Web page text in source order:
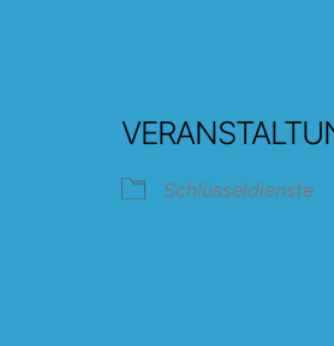
Schlüsseldienste